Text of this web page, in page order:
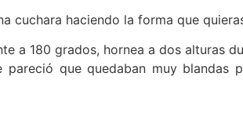
cuchara haciendo la forma que
a 180 grados, hornea a dos alturas
que quedaban muy blandas